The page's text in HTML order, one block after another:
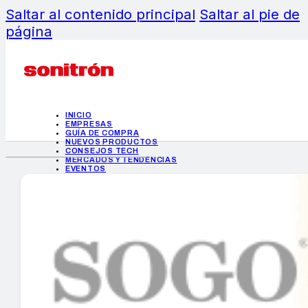
Saltar al contenido principal Saltar al pie de
página
INICIO
EMPRESAS
GUÍA DE COMPRA
NUEVOS PRODUCTOS
CONSEJOS TECH
MERCADOS Y TENDENCIAS
EVENTOS
INICIO
EMPRESAS